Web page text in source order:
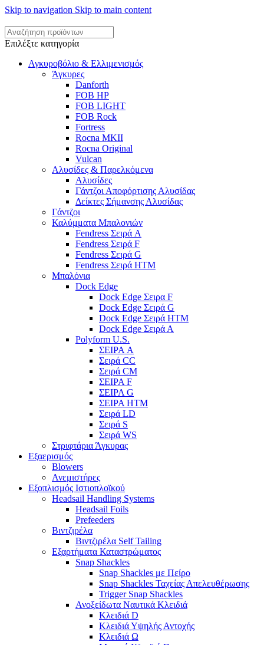
Skip to navigation Skip to main content
Επιλέξτε κατηγορία
Αγκυροβόλιο & Ελλιμενισμός
Άγκυρες
Danforth
FOB HP
FOB LIGHT
FOB Rock
Fortress
Rocna MKII
Rocna Original
Vulcan
Αλυσίδες & Παρελκόμενα
Αλυσίδες
Γάντζοι Αποφόρτισης Αλυσίδας
Δείκτες Σήμανσης Αλυσίδας
Γάντζοι
Καλύμματα Μπαλονιών
Fendress Σειρά A
Fendress Σειρά F
Fendress Σειρά G
Fendress Σειρά HTM
Μπαλόνια
Dock Edge
Dock Edge Σειρα F
Dock Edge Σειρά G
Dock Edge Σειρά HTM
Dock Edge Σειρά Α
Polyform U.S.
ΣΕΙΡΑ A
Σειρά CC
Σειρά CM
ΣΕΙΡΑ F
ΣΕΙΡΑ G
ΣΕΙΡΑ HTM
Σειρά LD
Σειρά S
Σειρά WS
Στριφτάρια Άγκυρας
Εξαερισμός
Blowers
Ανεμιστήρες
Εξοπλισμός Ιστιοπλοϊκού
Headsail Handling Systems
Headsail Foils
Prefeeders
Βιντζιρέλα
Βιντζιρέλα Self Tailing
Εξαρτήματα Καταστρώματος
Snap Shackles
Snap Shackles με Πείρο
Snap Shackles Ταχείας Απελευθέρωσης
Trigger Snap Shackles
Ανοξείδωτα Ναυτικά Κλειδιά
Κλειδιά D
Κλειδιά Υψηλής Αντοχής
Κλειδιά Ω